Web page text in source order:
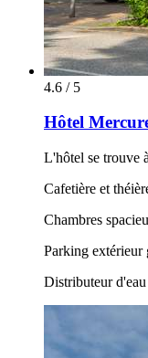
4.6 / 5
Hôtel
L'hôtel se trouve
Cafetière et
Chambres
Parking extérieur
Distributeur